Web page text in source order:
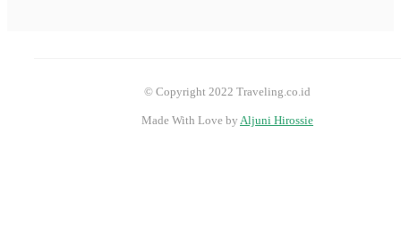
© Copyright 2022 Traveling.co.id
Made With Love by Aljuni Hirossie